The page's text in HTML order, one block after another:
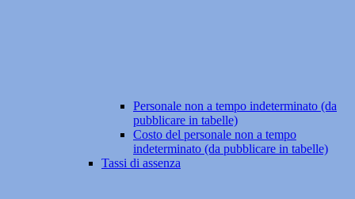
Personale non a tempo indeterminato (da
pubblicare in tabelle)
Costo del personale non a tempo
indeterminato (da pubblicare in tabelle)
Tassi di assenza